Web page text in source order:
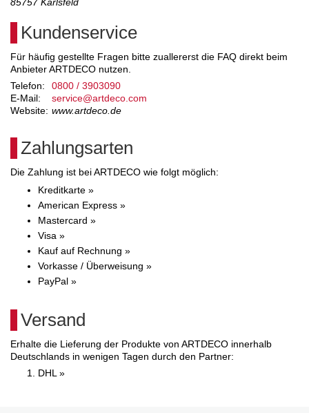
Kundenservice
Für häufig gestellte Fragen bitte zuallererst die FAQ direkt beim
Anbieter ARTDECO nutzen.
Telefon:
0800 / 3903090
E-Mail:
service@artdeco.com
Website: www.artdeco.de
Zahlungsarten
Die Zahlung ist bei ARTDECO wie folgt möglich:
Kreditkarte »
American Express »
Mastercard »
Visa »
Kauf auf Rechnung »
Vorkasse / Überweisung »
PayPal »
Versand
Erhalte die Lieferung der Produkte von ARTDECO innerhalb
Deutschlands in wenigen Tagen durch den Partner:
DHL »